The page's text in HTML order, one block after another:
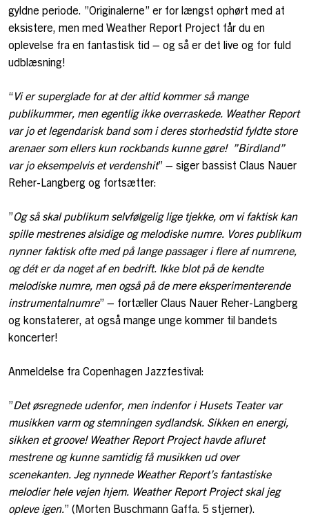
gyldne periode. ”Originalerne” er for længst ophørt med at
eksistere, men med Weather Report Project får du en
oplevelse fra en fantastisk tid – og så er det live og for fuld
udblæsning!
“Vi er superglade for at der altid kommer så mange
publikummer, men egentlig ikke overraskede. Weather Report
var jo et legendarisk band som i deres storhedstid fyldte store
arenaer som ellers kun rockbands kunne gøre! ”Birdland”
var jo eksempelvis et verdenshit” – siger bassist Claus Nauer
Reher-Langberg og fortsætter:
”Og så skal publikum selvfølgelig lige tjekke, om vi faktisk kan
spille mestrenes alsidige og melodiske numre. Vores publikum
nynner faktisk ofte med på lange passager i flere af numrene,
og dét er da noget af en bedrift. Ikke blot på de kendte
melodiske numre, men også på de mere eksperimenterende
instrumentalnumre” – fortæller Claus Nauer Reher-Langberg
og konstaterer, at også mange unge kommer til bandets
koncerter!
Anmeldelse fra Copenhagen Jazzfestival:
”Det øsregnede udenfor, men indenfor i Husets Teater var
musikken varm og stemningen sydlandsk. Sikken en energi,
sikken et groove! Weather Report Project havde afluret
mestrene og kunne samtidig få musikken ud over
scenekanten. Jeg nynnede Weather Report’s fantastiske
melodier hele vejen hjem. Weather Report Project skal jeg
opleve igen. ” (Morten Buschmann Gaffa. 5 stjerner).